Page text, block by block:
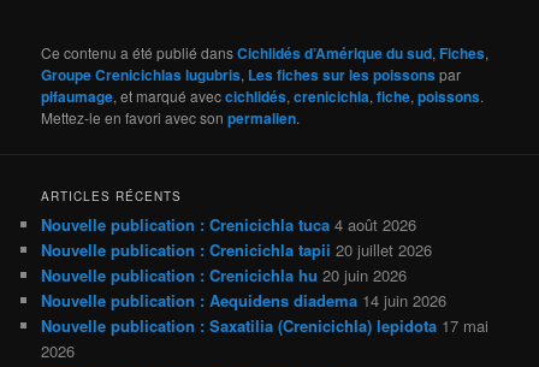
Ce contenu a été publié dansCichlidés d’Amérique du sud,Fiches,
Groupe Crenicichlas lugubris, Les fiches sur les poissonspar
pifaumage, et marqué aveccichlidés,crenicichla,fiche,poissons.
Mettez-le en favori avec sonpermalien.
ARTICLES RÉCENTS
Nouvelle publication : Crenicichla tuca 4 août 2026
Nouvelle publication : Crenicichla tapii 20 juillet 2026
Nouvelle publication : Crenicichla hu 20 juin 2026
Nouvelle publication : Aequidens diadema 14 juin 2026
Nouvelle publication : Saxatilia (Crenicichla) lepidota 17 mai
2026